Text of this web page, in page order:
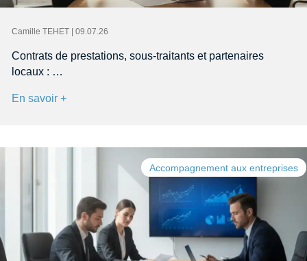
Camille TEHET | 09.07.26
Contrats de prestations, sous-traitants et partenaires
locaux : …
En savoir +
Accompagnement aux entreprises